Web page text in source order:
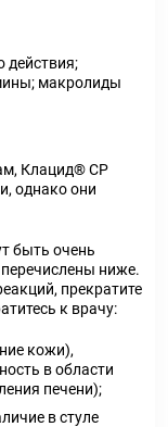
действия;
макролиды
Клацид® СР
однако они
быть очень
ниже.
прекратите
к врачу:
кожи),
в области
печени);
в стуле